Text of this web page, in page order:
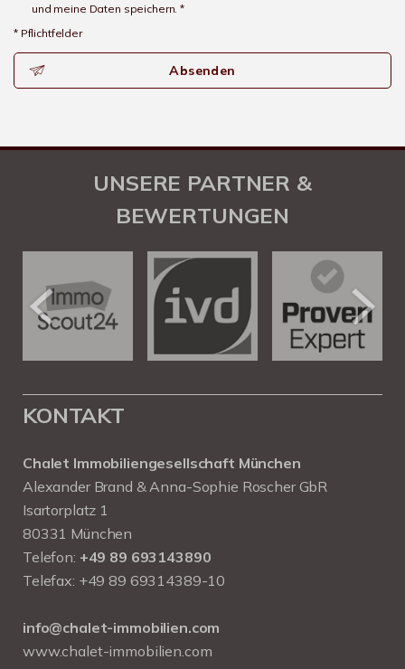
und meine Daten speichern. *
* Pflichtfelder
Absenden
UNSERE PARTNER &
BEWERTUNGEN
KONTAKT
Chalet Immobiliengesellschaft München
Alexander Brand & Anna-Sophie Roscher GbR
Isartorplatz 1
80331 München
Telefon: +49 89 693143890
Telefax: +49 89 69314389-10
info@chalet-immobilien.com
www.chalet-immobilien.com